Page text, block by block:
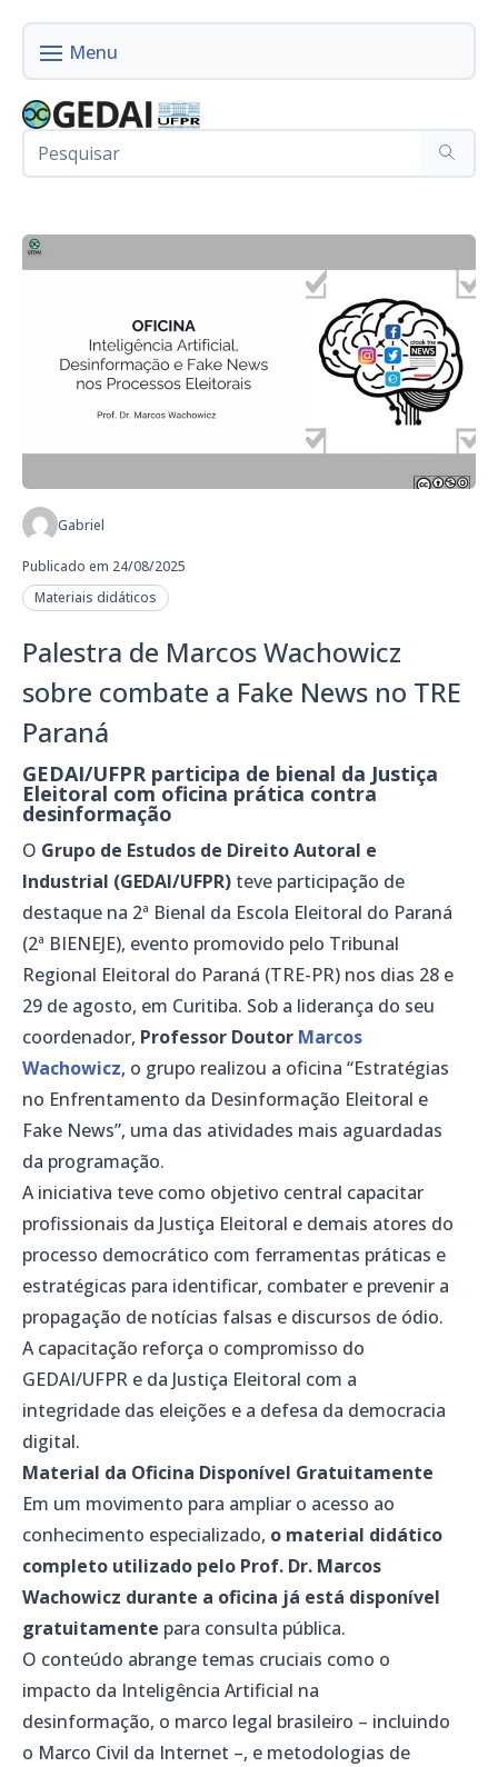
Gabriel
Publicado em 24/08/2025
Materiais didáticos
Palestra de Marcos Wachowicz
sobre combate a Fake News no TRE
Paraná
GEDAI/UFPR participa de bienal da Justiça
Eleitoral com oficina prática contra
desinformação
O Grupo de Estudos de Direito Autoral e
Industrial (GEDAI/UFPR) teve participação de
destaque na 2ª Bienal da Escola Eleitoral do Paraná
(2ª BIENEJE), evento promovido pelo Tribunal
Regional Eleitoral do Paraná (TRE-PR) nos dias 28 e
29 de agosto, em Curitiba. Sob a liderança do seu
coordenador, Professor Doutor Marcos
Wachowicz, o grupo realizou a oficina “Estratégias
no Enfrentamento da Desinformação Eleitoral e
Fake News”, uma das atividades mais aguardadas
da programação.
A iniciativa teve como objetivo central capacitar
profissionais da Justiça Eleitoral e demais atores do
processo democrático com ferramentas práticas e
estratégicas para identificar, combater e prevenir a
propagação de notícias falsas e discursos de ódio.
A capacitação reforça o compromisso do
GEDAI/UFPR e da Justiça Eleitoral com a
integridade das eleições e a defesa da democracia
digital.
Material da Oficina Disponível Gratuitamente
Em um movimento para ampliar o acesso ao
conhecimento especializado, o material didático
completo utilizado pelo Prof. Dr. Marcos
Wachowicz durante a oficina já está disponível
gratuitamente para consulta pública.
O conteúdo abrange temas cruciais como o
impacto da Inteligência Artificial na
desinformação, o marco legal brasileiro – incluindo
o Marco Civil da Internet –, e metodologias de